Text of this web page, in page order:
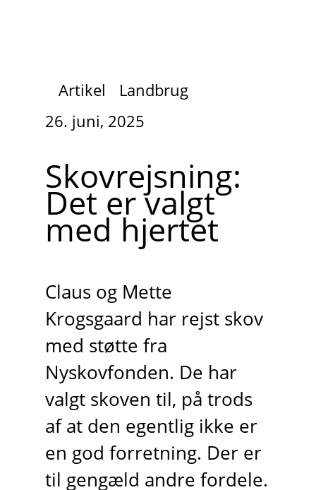
Artikel
Landbrug
26. juni, 2025
Skovrejsning:
Det er valgt
med hjertet
Claus og Mette
Krogsgaard har rejst skov
med støtte fra
Nyskovfonden. De har
valgt skoven til, på trods
af at den egentlig ikke er
en god forretning. Der er
til gengæld andre fordele.